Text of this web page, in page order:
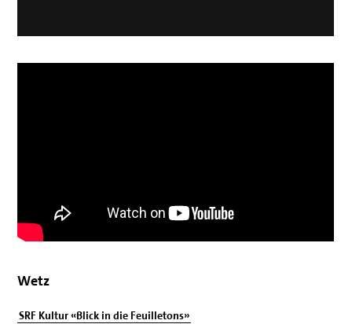
Wetz
SRF Kultur «Blick in die Feuilletons»